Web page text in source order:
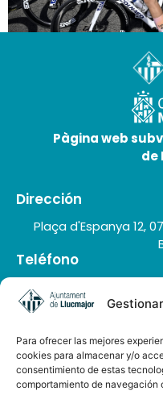
Para ofrecer las mejores
cookies para almacenar y/o
consentimiento de estas
comportamiento de navegación
Eventi
19 de
Pàgina web
de
Dirección
Plaça d'Espanya 12,
Teléfono
Correo electrónico
Galería